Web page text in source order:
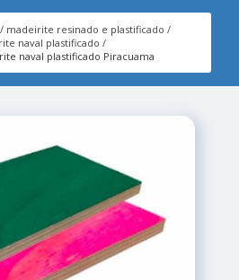
madeirite resinado e plastificado
naval plastificado
naval plastificado Piracuama